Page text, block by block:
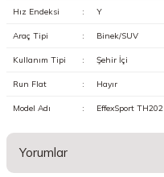
Hız Endeksi : Y
Araç Tipi : Binek/SUV
Kullanım Tipi : Şehir İçi
Run Flat : Hayır
Model Adı : EffexSport TH202
Yorumlar